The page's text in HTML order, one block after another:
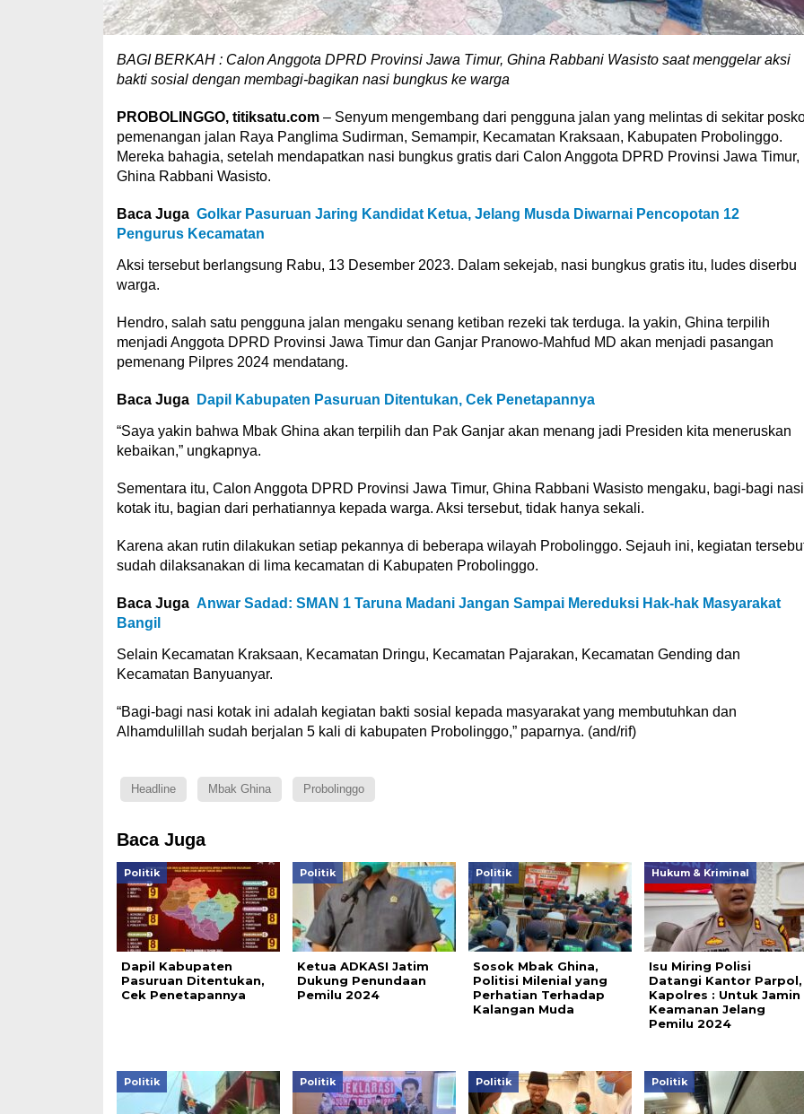
BAGI BERKAH : Calon Anggota DPRD Provinsi Jawa Timur, Ghina Rabbani Wasisto saat menggelar aksi
bakti sosial dengan membagi-bagikan nasi bungkus ke warga
PROBOLINGGO, titiksatu.com– Senyum mengembang dari pengguna jalan yang melintas di sekitar
pemenangan jalan Raya Panglima Sudirman, Semampir, Kecamatan Kraksaan, Kabupaten Probolinggo.
Mereka bahagia, setelah mendapatkan nasi bungkus gratis dari Calon Anggota DPRD Provinsi Jawa Timur,
Ghina Rabbani Wasisto.
Baca Juga Golkar Pasuruan Jaring Kandidat Ketua, Jelang Musda Diwarnai Pencopotan 12
Pengurus Kecamatan
Aksi tersebut berlangsung Rabu, 13 Desember 2023. Dalam sekejab, nasi bungkus gratis itu, ludes diserbu
warga.
Hendro, salah satu pengguna jalan mengaku senang ketiban rezeki tak terduga. Ia yakin, Ghina terpilih
menjadi Anggota DPRD Provinsi Jawa Timur dan Ganjar Pranowo-Mahfud MD akan menjadi pasangan
pemenang Pilpres 2024 mendatang.
Baca Juga Dapil Kabupaten Pasuruan Ditentukan, Cek Penetapannya
“Saya yakin bahwa Mbak Ghina akan terpilih dan Pak Ganjar akan menang jadi Presiden kita meneruskan
kebaikan,” ungkapnya.
Sementara itu, Calon Anggota DPRD Provinsi Jawa Timur, Ghina Rabbani Wasisto mengaku, bagi-bagi nasi
kotak itu, bagian dari perhatiannya kepada warga. Aksi tersebut, tidak hanya sekali.
Karena akan rutin dilakukan setiap pekannya di beberapa wilayah Probolinggo. Sejauh ini, kegiatan
sudah dilaksanakan di lima kecamatan di Kabupaten Probolinggo.
Baca Juga Anwar Sadad: SMAN 1 Taruna Madani Jangan Sampai Mereduksi Hak-hak Masyarakat
Bangil
Selain Kecamatan Kraksaan, Kecamatan Dringu, Kecamatan Pajarakan, Kecamatan Gending dan
Kecamatan Banyuanyar.
“Bagi-bagi nasi kotak ini adalah kegiatan bakti sosial kepada masyarakat yang membutuhkan dan
Alhamdulillah sudah berjalan 5 kali di kabupaten Probolinggo,” paparnya. (and/rif)
Headline Mbak Ghina Probolinggo
Baca Juga
Politik
Dapil Kabupaten
Pasuruan Ditentukan,
Cek Penetapannya
Politik
Ketua ADKASI Jatim
Dukung Penundaan
Pemilu 2024
Politik
Sosok Mbak Ghina,
Politisi Milenial yang
Perhatian Terhadap
Kalangan Muda
Hukum & Kriminal
Isu Miring Polisi
Datangi Kantor Parpol,
Kapolres : Untuk Jamin
Keamanan Jelang
Pemilu 2024
Politik Politik Politik Politik